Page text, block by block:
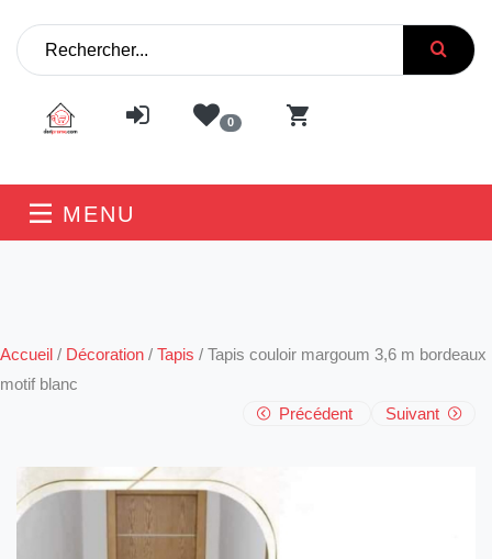
0
MENU
Accueil / Décoration / Tapis / Tapis couloir margoum 3,6 m bordeaux
motif blanc
Précédent
Suivant